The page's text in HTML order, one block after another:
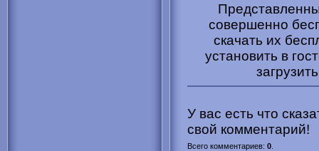
совершенно
скачать их
установить в
У вас есть что
свой комментарий!
Всего комментариев: 0